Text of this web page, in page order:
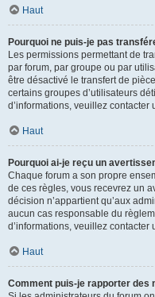
Haut
Pourquoi ne puis-je pas
Les permissions permettant de
par forum, par groupe ou par
être désactivé le transfert de
certains groupes d’utilisateurs
d’informations, veuillez contacter
Haut
Pourquoi ai-je reçu un
Chaque forum a son propre
de ces règles, vous recevrez un
décision n’appartient qu’aux
aucun cas responsable du
d’informations, veuillez contacter
Haut
Comment puis-je rapporter des